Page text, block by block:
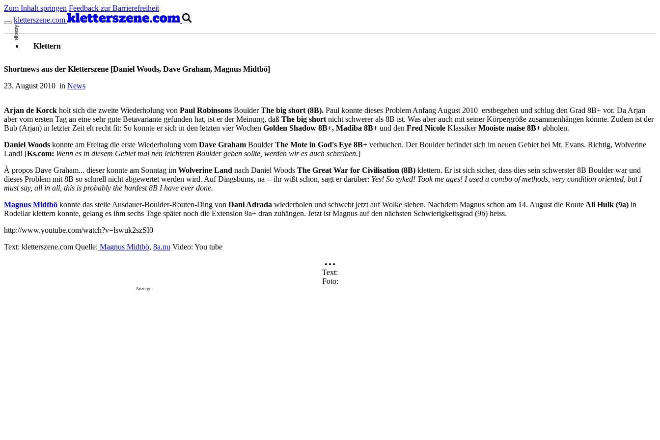
Zum Inhalt springen Feedback zur Barrierefreiheit
kletterszene.com
Anzeige
Shortnews aus der Kletterszene [Daniel Woods, Dave Graham, Magnus Midtbö]
23. August 2010 in News
Klettern
Arjan de Korck holt sich die zweite Wiederholung von Paul Robinsons BoulderThe big short (8B). Paul konnte dieses Problem Anfang August 2010 erstbegehen und schlug den Grad 8B+ vor. Da Arjan
aber vom ersten Tag an eine sehr gute Betavariante gefunden hat, ist er der Meinung, daß The big shortnicht schwerer als 8B ist. Was aber auch mit seiner Körpergröße zusammenhängen könnte. Zudem ist der
Bub (Arjan) in letzter Zeit eh recht fit: So konnte er sich in den letzten vier Wochen Golden Shadow 8B+, Madiba 8B+ und den Fred Nicole KlassikerMooiste maise 8B+ abholen.
Daniel Woods konnte am Freitag die erste Wiederholung vom Dave Graham BoulderThe Mote in God's Eye 8B+ verbuchen. Der Boulder befindet sich im neuen Gebiet bei Mt. Evans. Richtig, Wolverine
Land! [Ks.com: Wenn es in diesem Gebiet mal nen leichteren Boulder geben sollte, werden wir es auch schreiben.]
À propos Dave Graham... dieser konnte am Sonntag im Wolverine Land nach Daniel Woods The Great War for Civilisation (8B) klettern. Er ist sich sicher, dass dies sein schwerster 8B Boulder war und
dieses Problem mit 8B so schnell nicht abgewertet werden wird. Auf Dingsbums, na -- ihr wißt schon, sagt er darüber: Yes! So syked! Took me ages! I used a combo of methods, very condition oriented, but I
must say, all in all, this is probably the hardest 8B I have ever done.
Magnus Midtbö konnte das steile Ausdauer-Boulder-Routen-Ding von Dani Adrada wiederholen und schwebt jetzt auf Wolke sieben. Nachdem Magnus schon am 14. August die RouteAli Hulk (9a) in
Rodellar klettern konnte, gelang es ihm sechs Tage später noch die Extension 9a+ dran zuhängen. Jetzt ist Magnus auf den nächsten Schwierigkeitsgrad (9b) heiss.
http://www.youtube.com/watch?v=lswuk2szSI0
Text: kletterszene.com Quelle: Magnus Midtbö, 8a.nu Video: You tube
Text
Foto
Anzeige